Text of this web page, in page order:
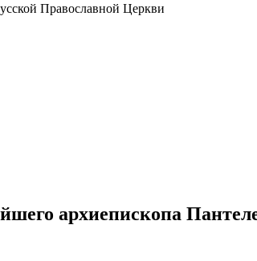
Православной Церкви
архиепископа